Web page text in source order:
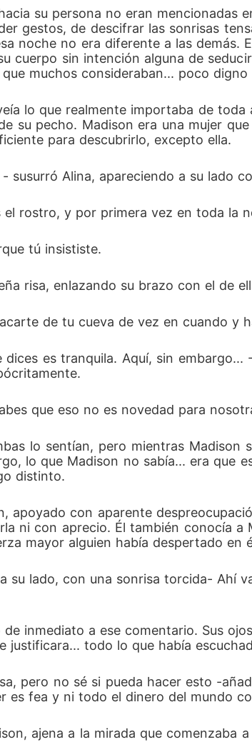
su persona no eran
gestos, de descifrar las sonrisas
noche no era diferente a las
cuerpo sin intención alguna de
muchos consideraban... poco
lo que realmente importaba de
su pecho. Madison era una mujer
para descubrirlo, excepto ella.
susurró Alina, apareciendo a su lado
el rostro, y por primera vez en toda la
tú insististe.
risa, enlazando su brazo con el de
de tu cueva de vez en cuando y
es tranquila. Aquí, sin
que eso no es novedad para
lo sentían, pero mientras
lo que Madison no sabía... era que
distinto.
apoyado con aparente
ni con aprecio. Él también conocía
mayor alguien había despertado en
su lado, con una sonrisa torcida- Ahí
inmediato a ese comentario. Sus
justificara... todo lo que había
pero no sé si pueda hacer esto -
es fea y ni todo el dinero del mundo
ajena a la mirada que comenzaba